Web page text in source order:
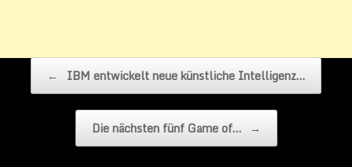
Beitragsnavigation
← IBM entwickelt neue künstliche Intelligenz…
Die nächsten fünf Game of… →